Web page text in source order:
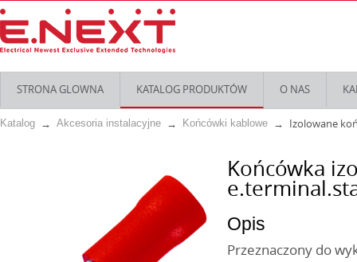
STRONA GLOWNA KATALOG PRODUKTÓW O NAS
Katalog Akcesoria instalacyjne Końcówki kablowe Izolowane
Końcówka
Opis
Przeznaczony do